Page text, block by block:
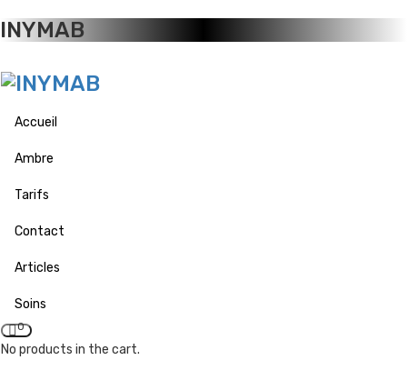
INYMAB
Accueil
Ambre
Tarifs
Contact
Articles
Soins
0
No products in the cart.